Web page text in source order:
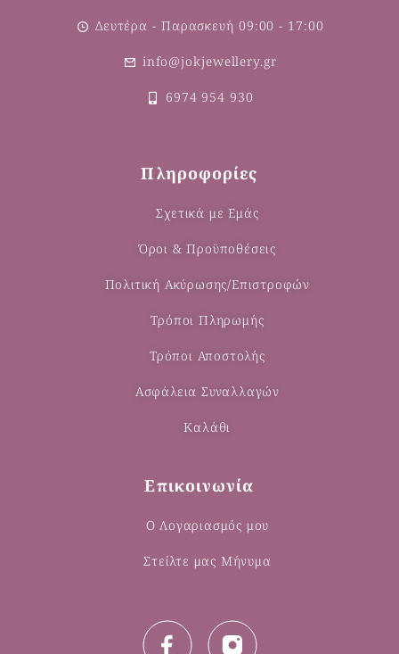
Δευτέρα - Παρασκευή 09:00 - 17:00
info@jokjewellery.gr
6974 954 930
Πληροφορίες
Σχετικά με Εμάς
Όροι & Προϋποθέσεις
Πολιτική Ακύρωσης/Επιστροφών
Τρόποι Πληρωμής
Τρόποι Αποστολής
Ασφάλεια Συναλλαγών
Καλάθι
Επικοινωνία
Ο Λογαριασμός μου
Στείλτε μας Μήνυμα